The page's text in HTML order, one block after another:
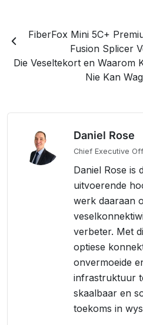
FiberFox Mini 5C+
Fusion Splicer
Die Veseltekort en Waarom
Nie Kan
Daniel Rose
Chief Executive
Daniel Rose is
uitvoerende
werk daaraan
verbeter. Met
optiese
onvermoeide
infrastruktuur
skaalbaar en
toekoms in